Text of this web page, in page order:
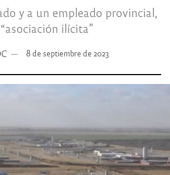
y a un empleado provincial,
ilícita”
8 de septiembre de 2023